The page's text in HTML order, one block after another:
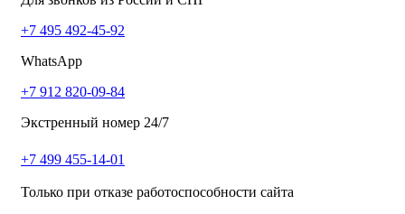
+7 495 492-45-92
WhatsApp
+7 912 820-09-84
Экстренный номер 24/7
+7 499 455-14-01
Только при отказе работоспособности сайта